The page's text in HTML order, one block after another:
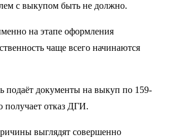
с выкупом быть не должно.
на этапе оформления
чаще всего начинаются
подаёт документы на выкуп по 159-
отказ ДГИ.
выглядят совершенно